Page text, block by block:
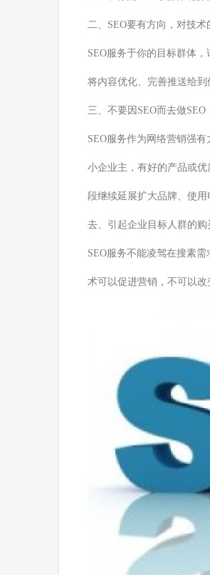
二、SEO要有方向，对技
SEO服务于你的目标群体
将内容优化、完善推送给
三、不要因SEO而去做
SEO服务作为网络营销强
小企业主，有好的产品或
段继续延展扩大品牌、使
去、引起企业目标人群的
SEO服务不能凌驾在搜素
术可以促进营销，不可以改